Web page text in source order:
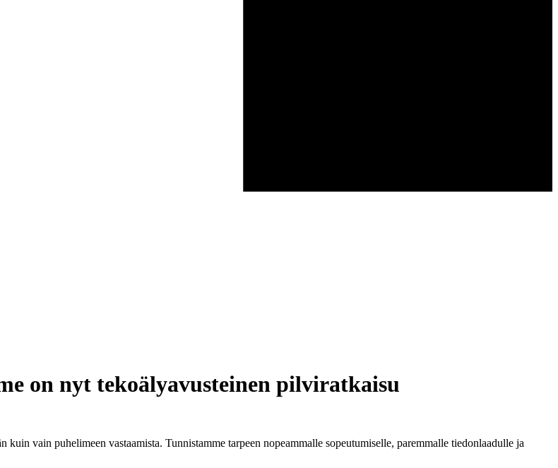
on nyt tekoälyavusteinen pilviratkaisu
vain puhelimeen vastaamista. Tunnistamme tarpeen nopeammalle sopeutumiselle, paremmalle tiedonlaadulle ja